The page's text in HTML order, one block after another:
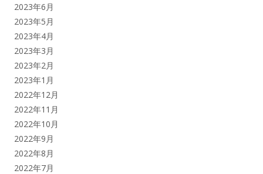
2023年6月
2023年5月
2023年4月
2023年3月
2023年2月
2023年1月
2022年12月
2022年11月
2022年10月
2022年9月
2022年8月
2022年7月